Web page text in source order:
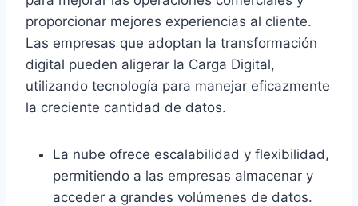
proporcionar mejores experiencias al cliente.
Las empresas que adoptan la transformación
digital pueden aligerar la Carga Digital,
utilizando tecnología para manejar eficazmente
la creciente cantidad de datos.
La nube ofrece escalabilidad y flexibilidad,
permitiendo a las empresas almacenar y
acceder a grandes volúmenes de datos.